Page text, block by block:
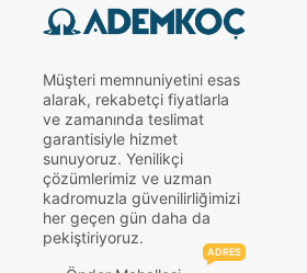
Müşteri memnuniyetini esas
alarak, rekabetçi fiyatlarla
ve zamanında teslimat
garantisiyle hizmet
sunuyoruz. Yenilikçi
çözümlerimiz ve uzman
kadromuzla güvenilirliğimizi
her geçen gün daha da
pekiştiriyoruz.
ADRES